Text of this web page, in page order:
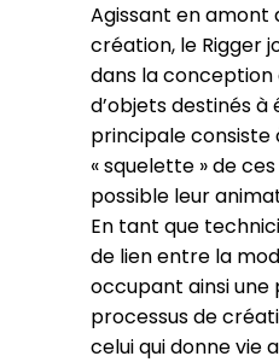
Agissant en amont
création, le Rigger
dans la
d’objets destinés à
principale consiste
« squelette » de
possible leur
En tant que
de lien entre la
occupant ainsi
processus de
celui qui donne vie